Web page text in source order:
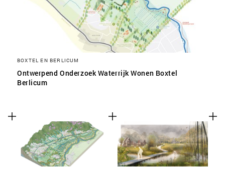
BOXTEL EN BERLICUM
Ontwerpend Onderzoek Waterrijk Wonen Boxtel
Berlicum